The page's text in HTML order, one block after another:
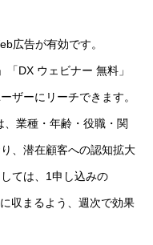
広告が有効です。
DX ウェビナー 無料」
ザーにリーチできます。
業種・年齢・役職・関
、潜在顧客への認知拡大
ては、1申し込みの
収まるよう、週次で効果